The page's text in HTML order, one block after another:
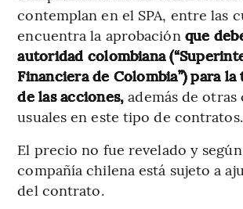
contemplan en el SPA, entre las
encuentra la aprobación que
autoridad colombiana
Financiera de Colombia”) para
de las acciones, además de
usuales en este tipo de contratos.
El precio no fue revelado y
compañía chilena está sujeto a
del contrato.